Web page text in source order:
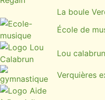
La boule
École de
Lou
Verquières